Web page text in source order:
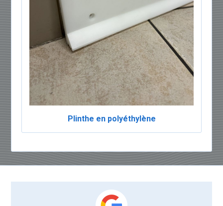
Plinthe en polyéthylène